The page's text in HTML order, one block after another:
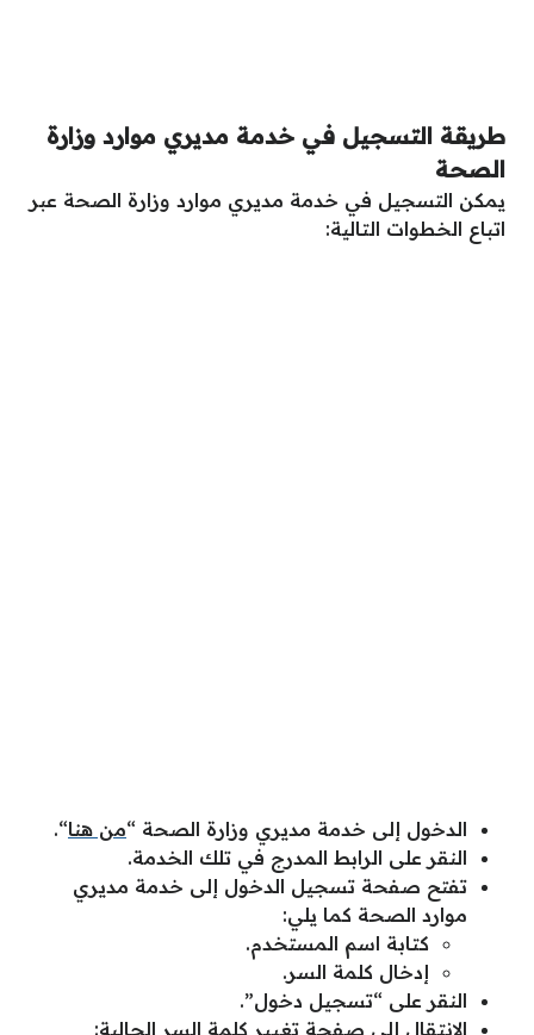
طريقة التسجيل في خدمة مديري موارد وزارة
الصحة
يمكن التسجيل في خدمة مديري موارد وزارة الصحة عبر
اتباع الخطوات التالية:
الدخول إلى خدمة مديري وزارة الصحة “من هنا“.
النقر على الرابط المدرج في تلك الخدمة.
تفتح صفحة تسجيل الدخول إلى خدمة مديري
موارد الصحة كما يلي:
كتابة اسم المستخدم.
إدخال كلمة السر.
النقر على “تسجيل دخول”.
الانتقال إلى صفحة تغيير كلمة السر الحالية: